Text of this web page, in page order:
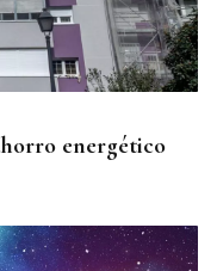
energético